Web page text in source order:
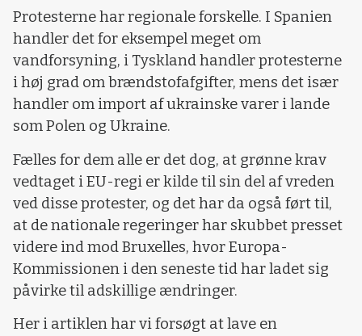
Protesterne har regionale forskelle. I Spanien
handler det for eksempel meget om
vandforsyning, i Tyskland handler protesterne
i høj grad om brændstofafgifter, mens det især
handler om import af ukrainske varer i lande
som Polen og Ukraine.
Fælles for dem alle er det dog, at grønne krav
vedtaget i EU-regi er kilde til sin del af vreden
ved disse protester, og det har da også ført til,
at de nationale regeringer har skubbet presset
videre ind mod Bruxelles, hvor Europa-
Kommissionen i den seneste tid har ladet sig
påvirke til adskillige ændringer.
Her i artiklen har vi forsøgt at lave en